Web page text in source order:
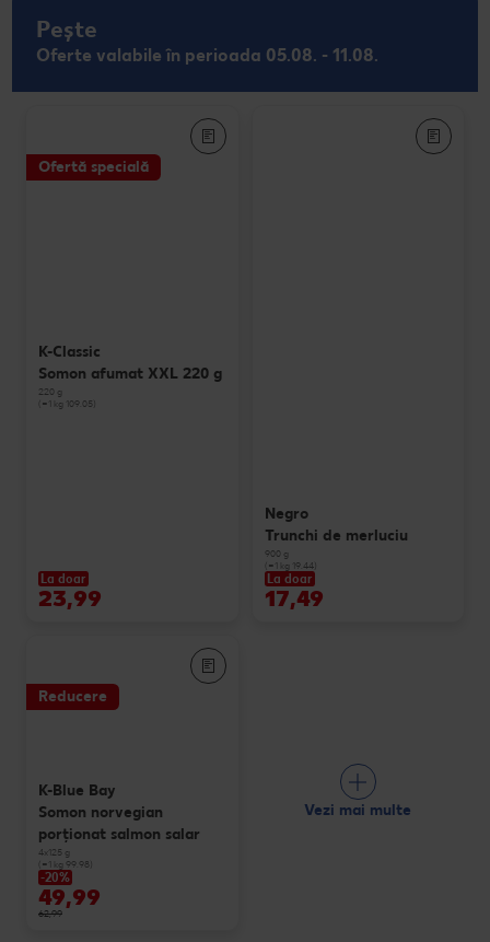
Pește
Oferte valabile în perioada 05.08. - 11.08.
Ofertă specială
K-Classic
Somon afumat XXL 220 g
220 g
(=1 kg 109.05)
La doar
23,99
Negro
Trunchi de merluciu
900 g
(=1 kg 19.44)
La doar
17,49
Reducere
K-Blue Bay
Somon norvegian
porționat salmon salar
4x125 g
(=1 kg 99.98)
-20%
49,99
62,99
Vezi mai multe